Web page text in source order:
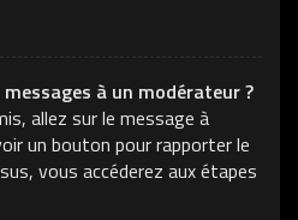
à un modérateur ?
allez sur le message à
un bouton pour rapporter le
vous accéderez aux étapes